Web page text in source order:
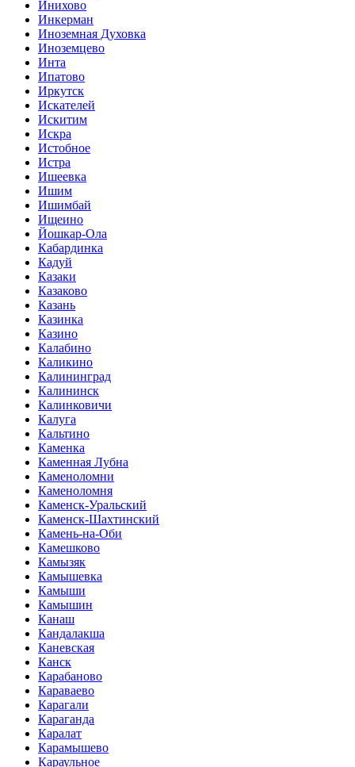
Инихово
Инкерман
Иноземная Духовка
Иноземцево
Инта
Ипатово
Иркутск
Искателей
Искитим
Искра
Истобное
Истра
Ишеевка
Ишим
Ишимбай
Ищеино
Йошкар-Ола
Кабардинка
Кадуй
Казаки
Казаково
Казань
Казинка
Казино
Калабино
Каликино
Калининград
Калининск
Калинковичи
Калуга
Кальтино
Каменка
Каменная Лубна
Каменоломни
Каменоломня
Каменск-Уральский
Каменск-Шахтинский
Камень-на-Оби
Камешково
Камызяк
Камышевка
Камыши
Камышин
Канаш
Кандалакша
Каневская
Канск
Карабаново
Караваево
Карагали
Караганда
Каралат
Карамышево
Караульное